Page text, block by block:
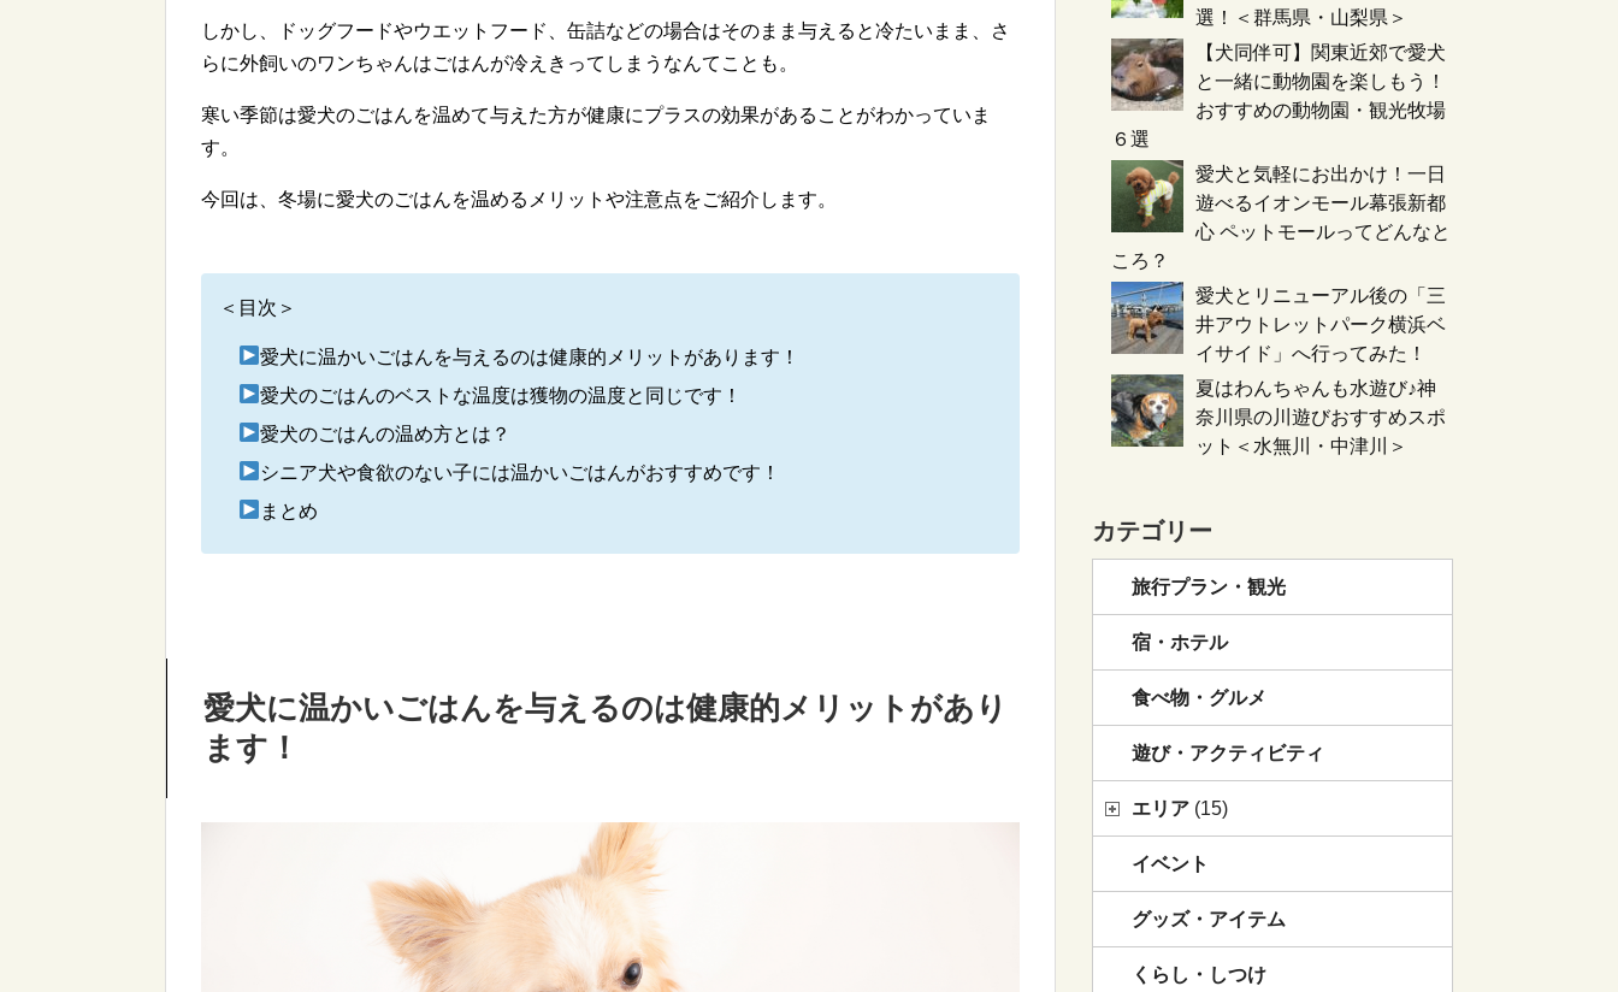
しかし、ドッグフードやウエットフード、缶詰などの場合はそのまま与えると冷たいまま、さ
らに外飼いのワンちゃんはごはんが冷えきってしまうなんてことも。
寒い季節は愛犬のごはんを温めて与えた方が健康にプラスの効果があることがわかっていま
す。
今回は、冬場に愛犬のごはんを温めるメリットや注意点をご紹介します。
＜目次＞
愛犬に温かいごはんを与えるのは健康的メリットがあります！
愛犬のごはんのベストな温度は獲物の温度と同じです！
愛犬のごはんの温め方とは？
シニア犬や食欲のない子には温かいごはんがおすすめです！
まとめ
愛犬に温かいごはんを与えるのは健康的メリットがあり
ます！
選！＜群馬県・山梨県＞
【犬同伴可】関東近郊で愛犬
と一緒に動物園を楽しもう！
おすすめの動物園・観光牧場
６選
愛犬と気軽にお出かけ！一日
遊べるイオンモール幕張新都
心 ペットモールってどんなと
ころ？
愛犬とリニューアル後の「三
井アウトレットパーク横浜ベ
イサイド」へ行ってみた！
夏はわんちゃんも水遊び♪神
奈川県の川遊びおすすめスポ
ット＜水無川・中津川＞
カテゴリー
旅行プラン・観光
宿・ホテル
食べ物・グルメ
遊び・アクティビティ
エリア (15)
イベント
グッズ・アイテム
くらし・しつけ